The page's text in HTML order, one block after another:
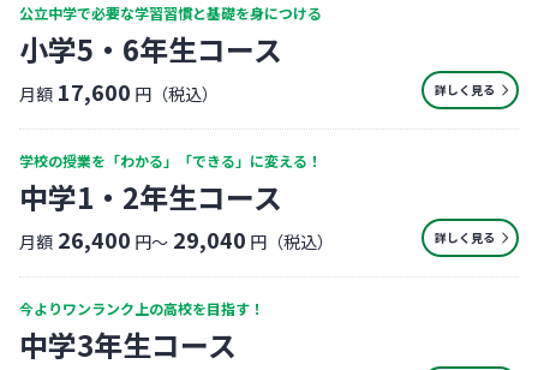
公立中学で必要な学習習慣と基礎を身につける
小学5・6年生コース
月額 17,600 円（税込） 詳しく見る
学校の授業を「わかる」「できる」に変える！
中学1・2年生コース
月額 26,400 円〜 29,040 円（税込） 詳しく見る
今よりワンランク上の高校を目指す！
中学3年生コース